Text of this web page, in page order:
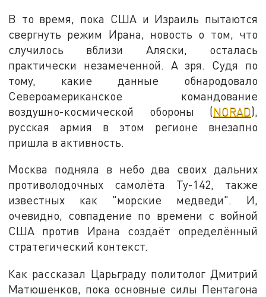
В то время, пока США и Израиль пытаются
свергнуть режим Ирана, новость о том, что
случилось вблизи Аляски, осталась
практически незамеченной. А зря. Судя по
тому, какие данные обнародовало
Североамериканское командование
воздушно-космической обороны (NORAD),
русская армия в этом регионе внезапно
пришла в активность.
Москва подняла в небо два своих дальних
противолодочных самолёта Ту-142, также
известных как "морские медведи". И,
очевидно, совпадение по времени с войной
США против Ирана создаёт определённый
стратегический контекст.
Как рассказал Царьграду политолог Дмитрий
Матюшенков, пока основные силы Пентагона